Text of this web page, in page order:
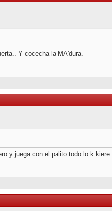
Y cocecha la MA'dura.
y juega con el palito todo lo k kiere